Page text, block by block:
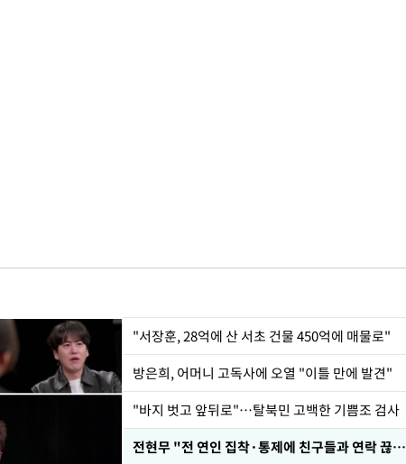
"서장훈, 28억에 산 서초 건물 450억에 매물로"
방은희, 어머니 고독사에 오열 "이틀 만에 발견"
"바지 벗고 앞뒤로"…탈북민 고백한 기쁨조 검사
전현무 "전 연인 집착·통제에 친구들과 연락 끊겨"